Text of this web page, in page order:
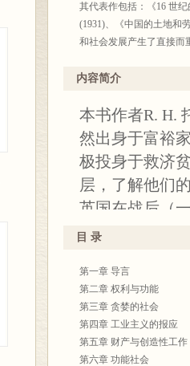
作者虽然出身
劳工阶层，了
福利而不懈努
遗产。
其代表作包括：《16 世
(1931)、《中国的土地和
和社会发展产生了直接而
内容简介
本书作者R. H.
然出身于富裕
极投身于救济
层，了解他们
英国在战后（
的资本主义文
了他的社会思
是学术成果，
在作者看来，
料没有社会公
目 录
第一章 导言
第二章 权利与功能
第三章 贪婪的社会
第四章 工业主义的报应
第五章 财产与创造性工作
第六章 功能社会